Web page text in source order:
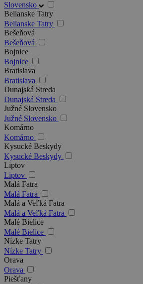
Slovensko
Belianske Tatry
Belianske Tatry
Bešeňová
Bešeňová
Bojnice
Bojnice
Bratislava
Bratislava
Dunajská Streda
Dunajská Streda
Južné Slovensko
Južné Slovensko
Komárno
Komárno
Kysucké Beskydy
Kysucké Beskydy
Liptov
Liptov
Malá Fatra
Malá Fatra
Malá a Veľká Fatra
Malá a Veľká Fatra
Malé Bielice
Malé Bielice
Nízke Tatry
Nízke Tatry
Orava
Orava
Piešťany